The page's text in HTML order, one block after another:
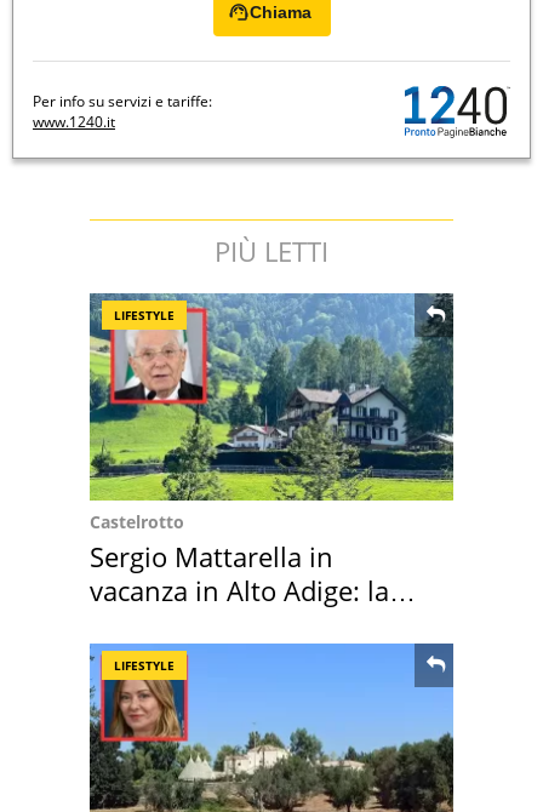
Chiama
Per info su servizi e tariffe:
www.1240.it
PIÙ LETTI
LIFESTYLE
Castelrotto
Sergio Mattarella in
vacanza in Alto Adige: la
LIFESTYLE